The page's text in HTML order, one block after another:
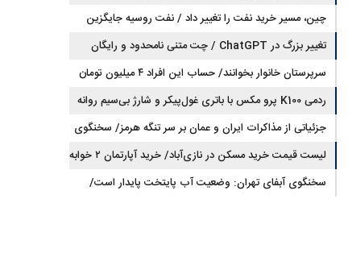
نخواهیم داد
چین، مسیر خرید نفت را تغییر داد / نفت روسیه جایگزین
نفت عربستان شد
تغییر بزرگ در ChatGPT / چت متنی نامحدود و رایگان
سرپرستان خانوار بخوانند/ حساب این افراد ۴ میلیون تومان
شارژ شد
ردمی K100 پرو مکس با باتری غول‌پیکر و شارژ بی‌سیم روانه
بازار می‌شود
جزئیاتی از مذاکرات ایران و عمان بر سر تنگه هرمز/ سخنگوی
هیات رئیسه مجلس: بیانیه‌ای شامل تصحیح مسیر تردد دریایی
در تنگه، در آستانه نهایی شدن است
لیست قیمت خرید مسکن در نازی‌آباد/ خرید آپارتمان ۲ خوابه
در این منطقه چقدر سرمایه نیاز دارد؟ + جدول مردادماه ۱۴۰۵
سخنگوی آبفای تهران: وضعیت آب پایتخت پایدار است/